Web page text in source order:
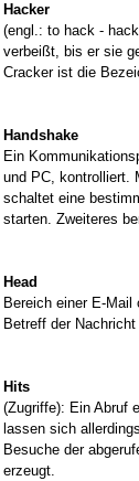
Hacker
(engl.: to hack -
verbeißt, bis er sie
Cracker ist die
Handshake
Ein
und PC, kontrolliert.
schaltet eine
starten. Zweiteres
Head
Bereich einer E-Mail
Betreff der
Hits
(Zugriffe): Ein Abruf
lassen sich
Besuche der
erzeugt.